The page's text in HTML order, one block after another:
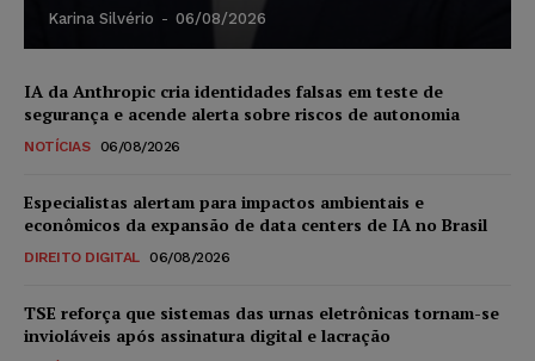
Karina Silvério - 06/08/2026
IA da Anthropic cria identidades falsas em teste de
segurança e acende alerta sobre riscos de autonomia
NOTÍCIAS 06/08/2026
Especialistas alertam para impactos ambientais e
econômicos da expansão de data centers de IA no Brasil
DIREITO DIGITAL 06/08/2026
TSE reforça que sistemas das urnas eletrônicas tornam-se
invioláveis após assinatura digital e lacração